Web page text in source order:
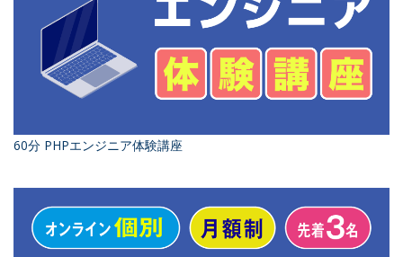
60分 PHPエンジニア体験講座